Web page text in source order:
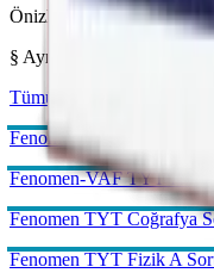
Önizleme hazırlanıyor...
§ Aynı Kategoriden
Tümünü gör →